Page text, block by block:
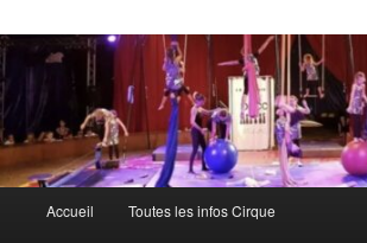
principal
Accueil Toutes les infos Cirque